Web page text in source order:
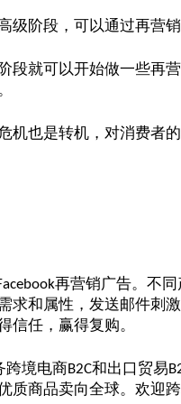
级阶段，可以通过再营
段就可以开始做一些再
机也是转机，对消费者
再营销广告。不
求和属性，发送邮件刺
信任，赢得复购。
跨境电商B2C和出口贸易
商品卖向全球。欢迎